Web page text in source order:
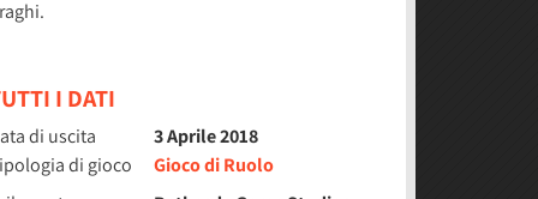
I DATI
di uscita
3 Aprile 2018
di gioco
Gioco di Ruolo